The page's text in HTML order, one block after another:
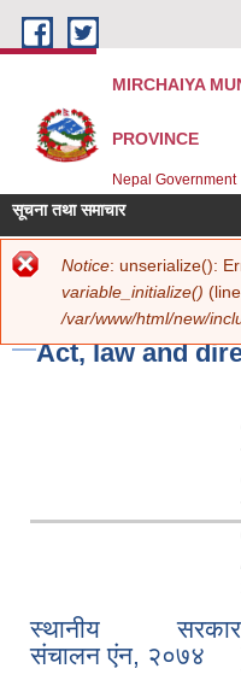
Skip to main content
MIRCHAIYA
PROVINCE
Nepal Government
सूचना तथा समाचार
Error
Notice: unserialize():
variable_initialize() (line
/var/www/html/new/
You are here
Home »Notices and
Act, law and
स्थानीय सरकार
संचालन एंन, २०७४